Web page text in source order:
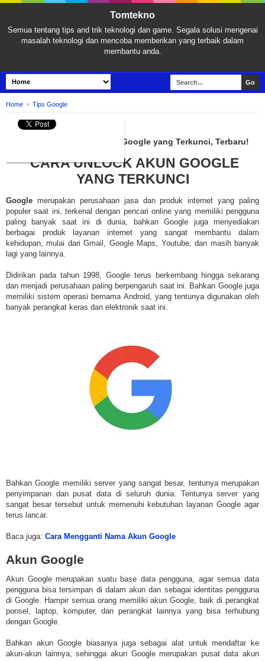
Tomtekno
Semua tentang tips and trik teknologi dan game. Segala solusi mengenai
masalah teknologi dan mencoba memberikan yang terbaik dalam
membantu anda.
Home › Tips Google
TIPS GOOGLE
Cara Mudah Membuka Akun Google yang Terkunci, Terbaru!
CARA UNLOCK AKUN GOOGLE
YANG TERKUNCI
Google merupakan perusahaan jasa dan produk internet yang paling
populer saat ini, terkenal dengan pencari online yang memiliki pengguna
paling banyak saat ini di dunia, bahkan Google juga menyediakan
berbagai produk layanan internet yang sangat membantu dalam
kehidupan, mulai dari Gmail, Google Maps, Youtube, dan masih banyak
lagi yang lainnya.
Didirikan pada tahun 1998, Google terus berkembang hingga sekarang
dan menjadi perusahaan paling berpengaruh saat ini. Bahkan Google juga
memiliki sistem operasi bernama Android, yang tentunya digunakan oleh
banyak perangkat keras dan elektronik saat ini.
Bahkan Google memiliki server yang sangat besar, tentunya merupakan
penyimpanan dan pusat data di seluruh dunia. Tentunya server yang
sangat besar tersebut untuk memenuhi kebutuhan layanan Google agar
terus lancar.
Baca juga: Cara Mengganti Nama Akun Google
Akun Google
Akun Google merupakan suatu base data pengguna, agar semua data
pengguna bisa tersimpan di dalam akun dan sebagai identitas pengguna
di Google. Hampir semua orang memiliki akun Google, baik di perangkat
ponsel, laptop, komputer, dan perangkat lainnya yang bisa terhubung
dengan Google.
Bahkan akun Google biasanya juga sebagai alat untuk mendaftar ke
akun-akun lainnya, sehingga akun Google merupakan pusat data akun